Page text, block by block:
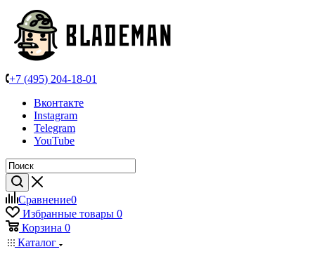
+7 (495) 204-18-01
Вконтакте
Instagram
Telegram
YouTube
Сравнение0
Избранные товары 0
Корзина 0
Каталог